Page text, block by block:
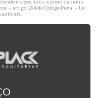
nossos links, é proibida sem a
– artigo 184 do Código Penal – Lei
autorais